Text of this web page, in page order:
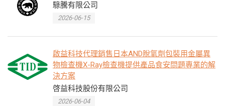
騄騰有限公司
2026-06-15
啟益科技代理銷售日本AND脫氧劑包裝用金屬異
物檢查機X-Ray檢查機提供產品食安問題專業的解
決方案
啓益科技股份有限公司
2026-06-04